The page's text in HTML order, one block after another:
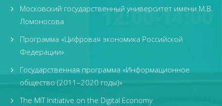
Московский государственный университет имени М.В.
Ломоносова
Программа «Цифровая экономика Российской
Федерации»
Государственная программа «Информационное
общество (2011–2020 годы)»
The MIT Initiative on the Digital Economy